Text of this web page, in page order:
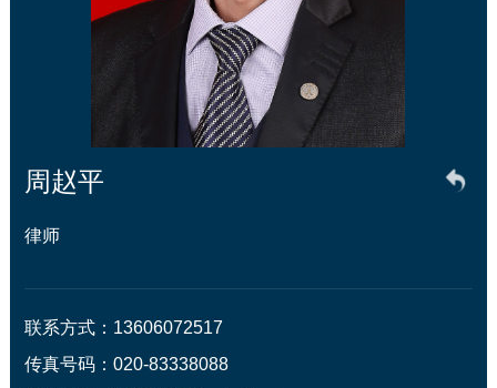
周赵平
律师
联系方式：13606072517
传真号码：020-83338088